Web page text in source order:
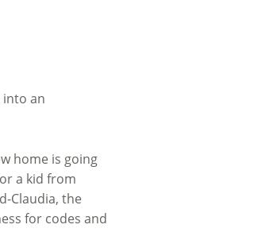
into an
home is going
a kid from
Claudia, the
for codes and